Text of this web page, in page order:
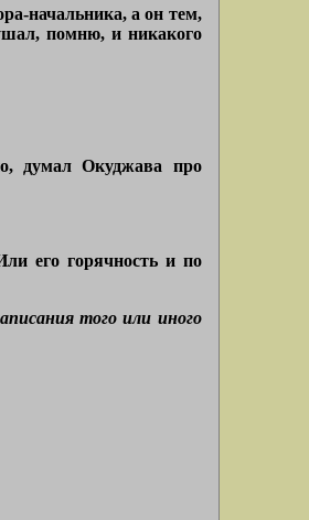
начальника, а он тем,
помню, и никакого
думал Окуджава про
его горячность и по
того или иного